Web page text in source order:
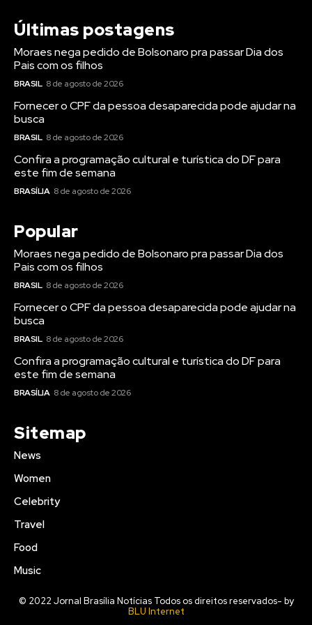
Últimas postagens
Moraes nega pedido de Bolsonaro pra passar Dia dos
Pais com os filhos
BRASIL 8 de agosto de 2026
Fornecer o CPF da pessoa desaparecida pode ajudar na
busca
BRASIL 8 de agosto de 2026
Confira a programação cultural e turística do DF para
este fim de semana
BRASÍLIA 8 de agosto de 2026
Popular
Moraes nega pedido de Bolsonaro pra passar Dia dos
Pais com os filhos
BRASIL 8 de agosto de 2026
Fornecer o CPF da pessoa desaparecida pode ajudar na
busca
BRASIL 8 de agosto de 2026
Confira a programação cultural e turística do DF para
este fim de semana
BRASÍLIA 8 de agosto de 2026
Sitemap
News
Women
Celebrity
Travel
Food
Music
© 2022 Jornal Brasília Notícias Todos os direitos reservados- by
BLU Internet